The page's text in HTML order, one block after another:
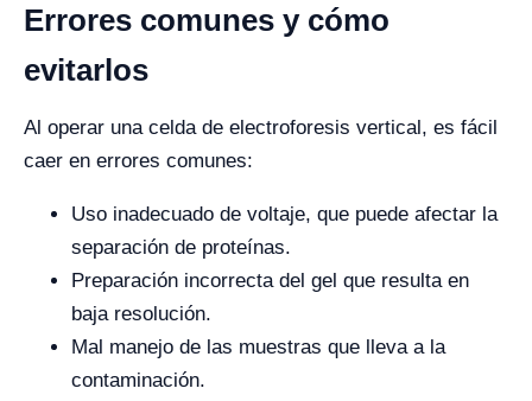
Errores comunes y cómo
evitarlos
Al operar una celda de electroforesis vertical, es fácil
caer en errores comunes:
Uso inadecuado de voltaje, que puede afectar la
separación de proteínas.
Preparación incorrecta del gel que resulta en
baja resolución.
Mal manejo de las muestras que lleva a la
contaminación.